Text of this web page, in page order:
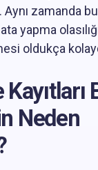
zamanda
yapma
oldukça
Neden